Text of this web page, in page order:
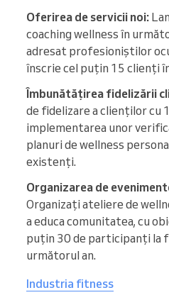
Oferirea de servicii noi:
coaching wellness în
adresat profesioniștilor
înscrie cel puțin 15 clienți
Îmbunătățirea fidelizării
de fidelizare a clienților cu
implementarea unor
planuri de wellness
existenți.
Organizarea de
Organizați ateliere de
a educa comunitatea, cu
puțin 30 de participanți la
următorul an.
Industria fitness